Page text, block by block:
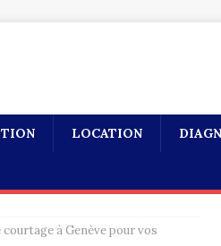
LOCATION
à Genève pour vos